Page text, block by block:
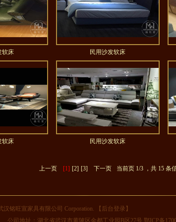
软床 民用沙发软床
软床 民用沙发软床
上一页 [1] [2] [3] 下一页 当前页 1/3 ，共 15 条
汉铭旺宣家具有限公司 Corporation.
【后台登录】
公司地址：湖北省武汉市黄陂区金都工业园B区27号 鄂ICP备